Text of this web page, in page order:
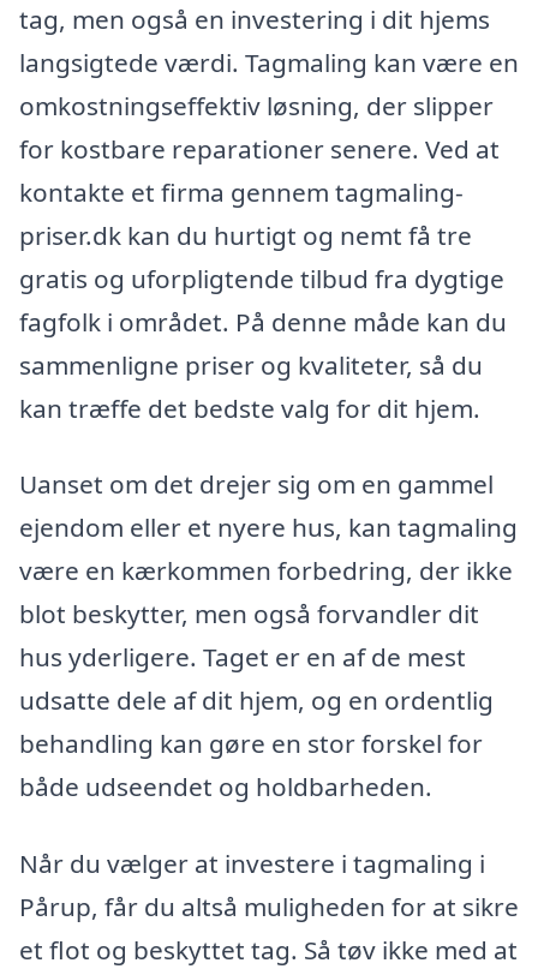
tag, men også en investering i dit hjems
langsigtede værdi. Tagmaling kan være en
omkostningseffektiv løsning, der slipper
for kostbare reparationer senere. Ved at
kontakte et firma gennem tagmaling-
priser.dk kan du hurtigt og nemt få tre
gratis og uforpligtende tilbud fra dygtige
fagfolk i området. På denne måde kan du
sammenligne priser og kvaliteter, så du
kan træffe det bedste valg for dit hjem.
Uanset om det drejer sig om en gammel
ejendom eller et nyere hus, kan tagmaling
være en kærkommen forbedring, der ikke
blot beskytter, men også forvandler dit
hus yderligere. Taget er en af de mest
udsatte dele af dit hjem, og en ordentlig
behandling kan gøre en stor forskel for
både udseendet og holdbarheden.
Når du vælger at investere i tagmaling i
Pårup, får du altså muligheden for at sikre
et flot og beskyttet tag. Så tøv ikke med at